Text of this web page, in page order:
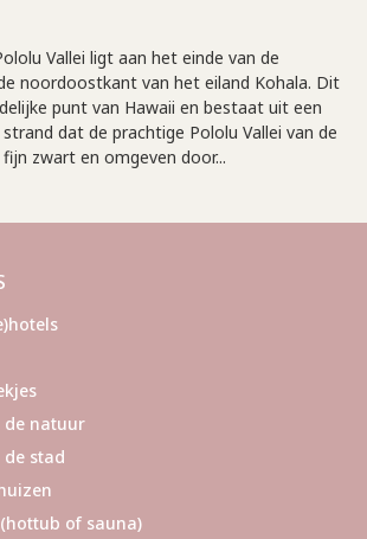
Vallei ligt aan het einde van de
noordoostkant van het eiland Kohala. Dit
punt van Hawaii en bestaat uit een
dat de prachtige Pololu Vallei van de
zwart en omgeven door...
de natuur
de stad
of sauna)